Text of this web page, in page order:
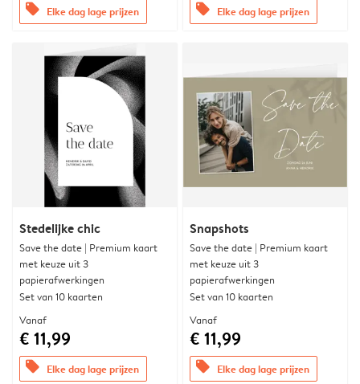
offers Elke dag lage prijzen offers Elke dag lage prijzen
Stedelijke chic
Save the date | Premium kaart
met keuze uit 3
papierafwerkingen
Set van 10 kaarten
Vanaf
€ 11,99
offers Elke dag lage prijzen
Snapshots
Save the date | Premium kaart
met keuze uit 3
papierafwerkingen
Set van 10 kaarten
Vanaf
€ 11,99
offers Elke dag lage prijzen